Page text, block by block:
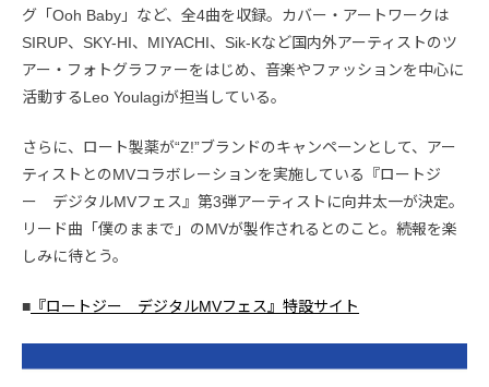
グ「Ooh Baby」など、全4曲を収録。カバー・アートワークは
SIRUP、SKY-HI、MIYACHI、Sik-Kなど国内外アーティストのツ
アー・フォトグラファーをはじめ、音楽やファッションを中心に
活動するLeo Youlagiが担当している。
さらに、ロート製薬が“Z!”ブランドのキャンペーンとして、アー
ティストとのMVコラボレーションを実施している『ロートジ
ー デジタルMVフェス』第3弾アーティストに向井太一が決定。
リード曲「僕のままで」のMVが製作されるとのこと。続報を楽
しみに待とう。
■ 『ロートジー デジタルMVフェス』特設サイト